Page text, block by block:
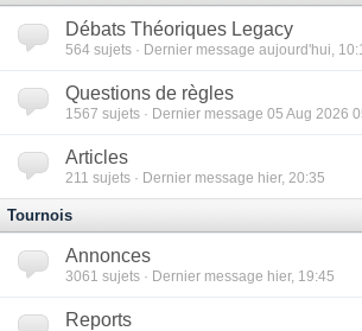
Débats Théoriques Legacy
564 sujets · Dernier message aujourd'hui,
Questions de règles
1567 sujets · Dernier message 05 Aug 2026
Articles
211 sujets · Dernier message hier, 20:35
Tournois
Annonces
3061 sujets · Dernier message hier, 19:45
Reports